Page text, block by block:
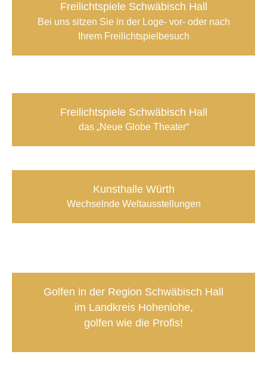
Freilichtspiele Schwäbisch Hall
Bei uns sitzen Sie in der Loge- vor- oder nach
Ihrem Freilichtspielbesuch
Freilichtspiele Schwäbisch Hall
das „Neue Globe Theater“
Kunsthalle Würth
Wechselnde Weltausstellungen
Golfen in der Region Schwäbisch Hall
im Landkreis Hohenlohe,
golfen wie die Profis!